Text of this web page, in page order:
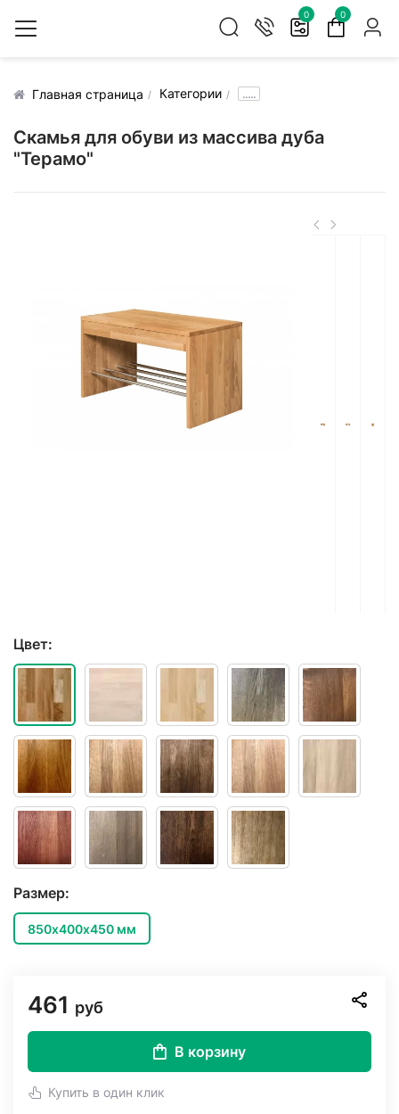
0 0
Главная страница Категории .....
Скамья для обуви из массива дуба
"Терамо"
Цвет:
Размер:
850х400х450 мм
461 руб
В корзину
Купить в один клик